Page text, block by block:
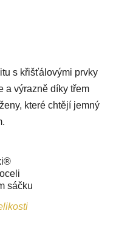
s křišťálovými prvky
a výrazně díky třem
které chtějí jemný
sáčku